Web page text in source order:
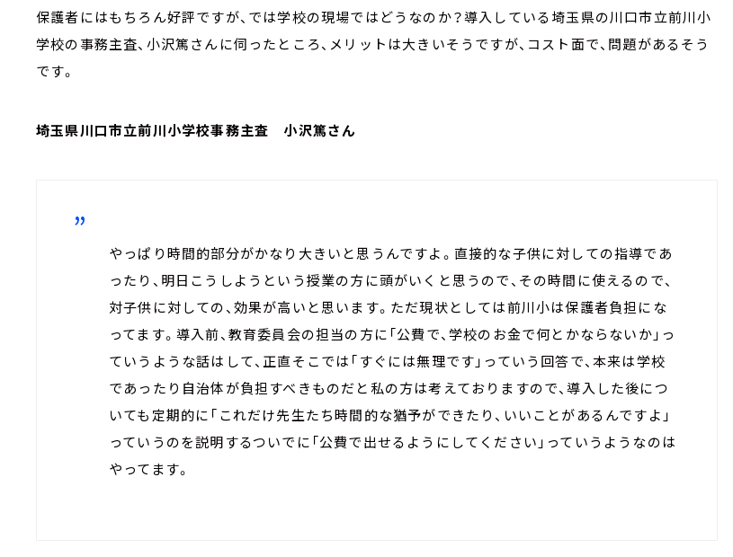
保護者にはもちろん好評ですが、では学校の現場ではどうなのか？導入している埼玉県の川口市立前川小
学校の事務主査、小沢篤さんに伺ったところ、メリットは大きいそうですが、コスト面で、問題があるそう
です。
埼玉県川口市立前川小学校事務主査 小沢篤さん
やっぱり時間的部分がかなり大きいと思うんですよ。直接的な子供に対しての指導であ
ったり、明日こうしようという授業の方に頭がいくと思うので、その時間に使えるので、
対子供に対しての、効果が高いと思います。ただ現状としては前川小は保護者負担にな
ってます。導入前、教育委員会の担当の方に「公費で、学校のお金で何とかならないか」っ
ていうような話はして、正直そこでは「すぐには無理です」っていう回答で、本来は学校
であったり自治体が負担すべきものだと私の方は考えておりますので、導入した後につ
いても定期的に「これだけ先生たち時間的な猶予ができたり、いいことがあるんですよ」
っていうのを説明するついでに「公費で出せるようにしてください」っていうようなのは
やってます。